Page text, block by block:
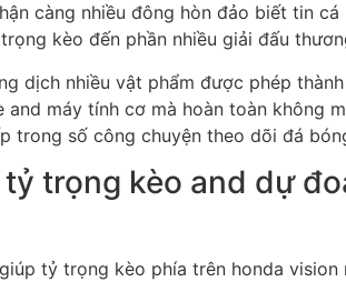
càng nhiều đông hòn đảo biết tin cá
kèo đến phần nhiều giải đấu
dịch nhiều vật phẩm được phép
and máy tính cơ mà hoàn toàn không
trong số công chuyện theo dõi đá
trọng kèo and dự
tỷ trọng kèo phía trên honda vision